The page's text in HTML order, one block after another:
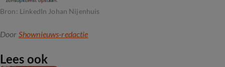
Bron: LinkedIn Johan Nijenhuis
Door Shownieuws-redactie
Lees ook